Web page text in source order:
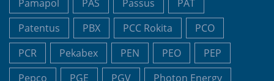
Pamapol
PAS Passus
PAT
Patentus
PBX PCC Rokita
PCO
PCR
Pekabex PEN PEO
PEP
Pepco
PGE PGV
Photon Energy